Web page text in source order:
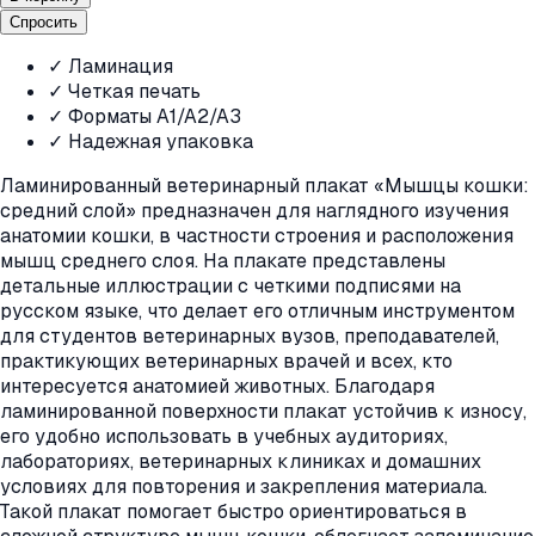
Спросить
✓ Ламинация
✓ Четкая печать
✓ Форматы A1/A2/A3
✓ Надежная упаковка
Ламинированный ветеринарный плакат «Мышцы кошки:
средний слой» предназначен для наглядного изучения
анатомии кошки, в частности строения и расположения
мышц среднего слоя. На плакате представлены
детальные иллюстрации с четкими подписями на
русском языке, что делает его отличным инструментом
для студентов ветеринарных вузов, преподавателей,
практикующих ветеринарных врачей и всех, кто
интересуется анатомией животных. Благодаря
ламинированной поверхности плакат устойчив к износу,
его удобно использовать в учебных аудиториях,
лабораториях, ветеринарных клиниках и домашних
условиях для повторения и закрепления материала.
Такой плакат помогает быстро ориентироваться в